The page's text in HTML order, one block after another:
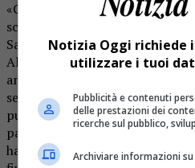
«Con grande piacere, abbiamo
scolari delle varie classi
Sara Falmenta e Maura
Alberto Boraso -. Insieme ai
anche i genitori. Con l’aiuto
sempre attenti al
pulito i margini della strada
paese, dove abbiamo trovato
hanno perlustrato la parte
Notizia Oggi richiede
utilizzare i tuoi
Pubblicità e contenuti
delle prestazioni dei
ricerche sul pubblico,
Archiviare informazioni